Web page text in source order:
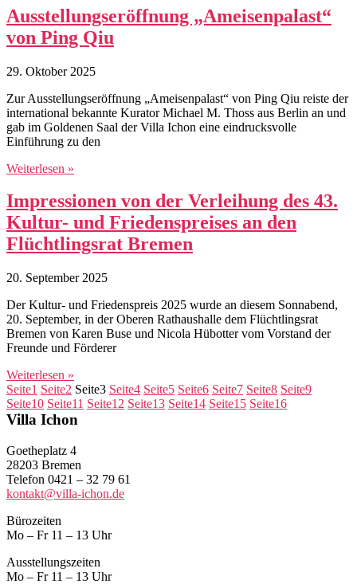
Ausstellungseröffnung „Ameisenpalast“
von Ping Qiu
29. Oktober 2025
Zur Ausstellungseröffnung „Ameisenpalast“ von Ping Qiu reiste der
international bekannte Kurator Michael M. Thoss aus Berlin an und
gab im Goldenen Saal der Villa Ichon eine eindrucksvolle
Einführung zu den
Weiterlesen »
Impressionen von der Verleihung des 43.
Kultur- und Friedenspreises an den
Flüchtlingsrat Bremen
20. September 2025
Der Kultur- und Friedenspreis 2025 wurde an diesem Sonnabend,
20. September, in der Oberen Rathaushalle dem Flüchtlingsrat
Bremen von Karen Buse und Nicola Hübotter vom Vorstand der
Freunde und Förderer
Weiterlesen »
Seite1 Seite2 Seite3 Seite4 Seite5 Seite6 Seite7 Seite8 Seite9
Seite10 Seite11 Seite12 Seite13 Seite14 Seite15 Seite16
Villa Ichon
Goetheplatz 4
28203 Bremen
Telefon 0421 – 32 79 61
kontakt@villa-ichon.de
Bürozeiten
Mo – Fr 11 – 13 Uhr
Ausstellungszeiten
Mo – Fr 11 – 13 Uhr